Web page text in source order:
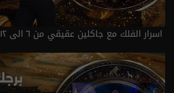
اسرار الفلك مع جاكلين عقيقي من ٦ الى ١٢ حزيران ٢٠٢٦ | 2026